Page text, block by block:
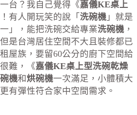
台？我自己覺得《嘉儀KE桌上
有人開玩笑的說「 洗碗機 」就是
」，能把洗碗交給專業洗碗機 ，
是台灣居住空間不大且裝修都已
屋族，要留60公分的廚下空間給
難，《嘉儀KE桌上型洗碗乾燥
機和烘碗機一次滿足，小體積大
有彈性符合家中空間需求。